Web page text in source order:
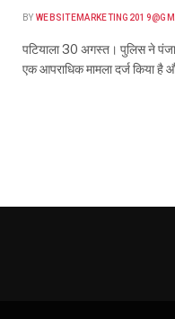
BY
पटियाला 30 अगस्त। पुलिस ने
एक आपराधिक मामला दर्ज किया है